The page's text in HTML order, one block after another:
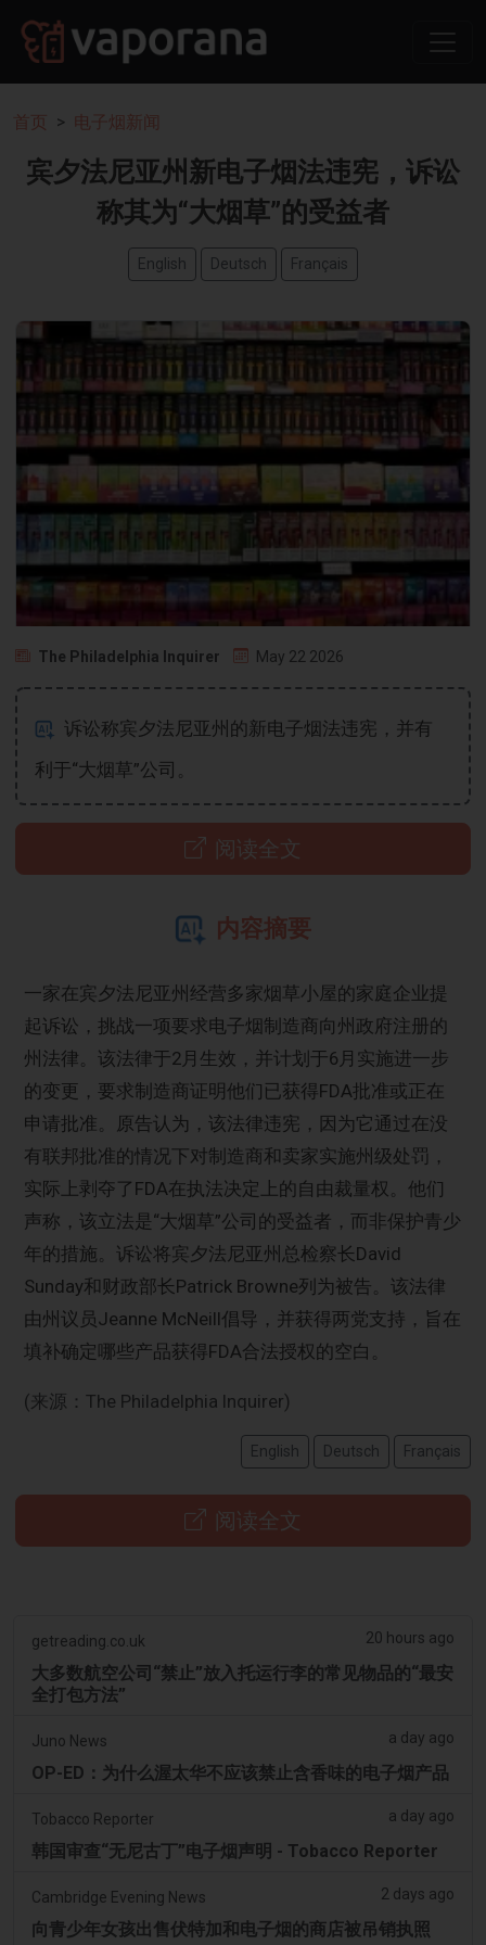
首页 电子烟新闻
宾夕法尼亚州新电子烟法违宪，诉讼
称其为“大烟草”的受益者
English Deutsch Français
The Philadelphia Inquirer May 22 2026
诉讼称宾夕法尼亚州的新电子烟法违宪，并有
利于“大烟草”公司。
阅读全文
内容摘要
一家在宾夕法尼亚州经营多家烟草小屋的家庭企业提
起诉讼，挑战一项要求电子烟制造商向州政府注册的
州法律。该法律于2月生效，并计划于6月实施进一步
的变更，要求制造商证明他们已获得FDA批准或正在
申请批准。原告认为，该法律违宪，因为它通过在没
有联邦批准的情况下对制造商和卖家实施州级处罚，
实际上剥夺了FDA在执法决定上的自由裁量权。他们
声称，该立法是“大烟草”公司的受益者，而非保护青少
年的措施。诉讼将宾夕法尼亚州总检察长David
Sunday和财政部长Patrick Browne列为被告。该法律
由州议员Jeanne McNeill倡导，并获得两党支持，旨在
填补确定哪些产品获得FDA合法授权的空白。
(来源：The Philadelphia Inquirer)
English Deutsch Français
阅读全文
getreading.co.uk 20 hours ago
大多数航空公司“禁止”放入托运行李的常见物品的“最安
全打包方法”
Juno News a day ago
OP-ED：为什么渥太华不应该禁止含香味的电子烟产品
Tobacco Reporter a day ago
韩国审查“无尼古丁”电子烟声明 - Tobacco Reporter
Cambridge Evening News 2 days ago
向青少年女孩出售伏特加和电子烟的商店被吊销执照